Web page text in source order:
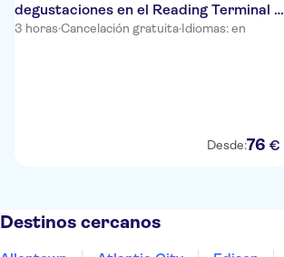
degustaciones en el Reading Terminal de
Filadelfia, con cheesesteak incluido
3 horas·Cancelación gratuita·Idiomas: en
Desde:76 €
Destinos cercanos